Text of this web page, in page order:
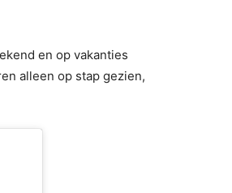
en op vakanties
alleen op stap gezien,